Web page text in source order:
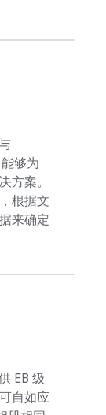
够为
方案。
根据文
来确定
EB 级
自如应